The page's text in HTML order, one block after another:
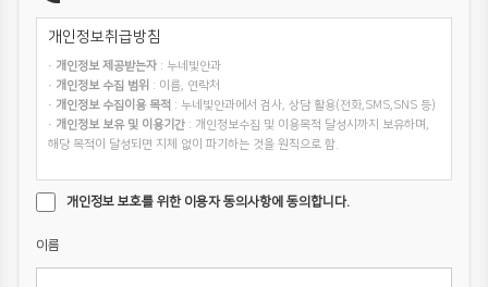
개인정보취급방침
· 개인정보 제공받는자 : 누네빛안과
· 개인정보 수집 범위 : 이름, 연락처
· 개인정보 수집이용 목적 : 누네빛안과에서 검사, 상담 활용(전화,SMS,SNS 등)
· 개인정보 보유 및 이용기간 : 개인정보수집 및 이용목적 달성시까지 보유하며,
해당 목적이 달성되면 지체 없이 파기하는 것을 원칙으로 함.
개인정보 보호를 위한 이용자 동의사항에 동의합니다.
이름